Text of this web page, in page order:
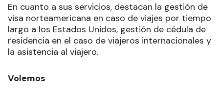
En cuanto a sus servicios, destacan la gestión de
visa norteamericana en caso de viajes por tiempo
largo a los Estados Unidos, gestión de cédula de
residencia en el caso de viajeros internacionales y
la asistencia al viajero.
Volemos